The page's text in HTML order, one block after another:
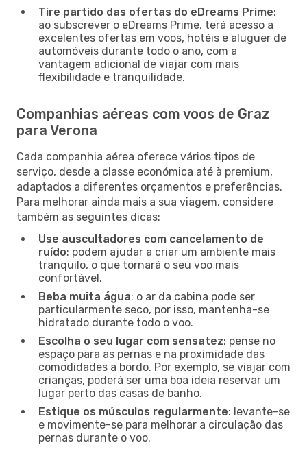
Tire partido das ofertas do eDreams Prime:
ao subscrever o eDreams Prime, terá acesso a
excelentes ofertas em voos, hotéis e aluguer de
automóveis durante todo o ano, com a
vantagem adicional de viajar com mais
flexibilidade e tranquilidade.
Companhias aéreas com voos de Graz
para Verona
Cada companhia aérea oferece vários tipos de
serviço, desde a classe económica até à premium,
adaptados a diferentes orçamentos e preferências.
Para melhorar ainda mais a sua viagem, considere
também as seguintes dicas:
Use auscultadores com cancelamento de
ruído: podem ajudar a criar um ambiente mais
tranquilo, o que tornará o seu voo mais
confortável.
Beba muita água: o ar da cabina pode ser
particularmente seco, por isso, mantenha-se
hidratado durante todo o voo.
Escolha o seu lugar com sensatez: pense no
espaço para as pernas e na proximidade das
comodidades a bordo. Por exemplo, se viajar com
crianças, poderá ser uma boa ideia reservar um
lugar perto das casas de banho.
Estique os músculos regularmente: levante-se
e movimente-se para melhorar a circulação das
pernas durante o voo.